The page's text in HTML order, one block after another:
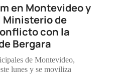
en Montevideo y
Ministerio de
con la
Bergara
de Montevideo,
lunes y se moviliza